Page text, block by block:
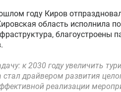
году Киров
область исполнила
благоустроены
к 2030 году увеличить
драйвером развития
реализации